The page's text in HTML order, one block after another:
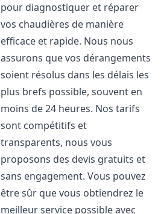
pour diagnostiquer et réparer
vos chaudières de manière
efficace et rapide. Nous nous
assurons que vos dérangements
soient résolus dans les délais les
plus brefs possible, souvent en
moins de 24 heures. Nos tarifs
sont compétitifs et
transparents, nous vous
proposons des devis gratuits et
sans engagement. Vous pouvez
être sûr que vous obtiendrez le
meilleur service possible avec